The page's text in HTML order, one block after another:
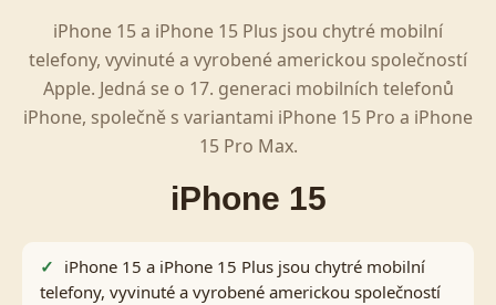
iPhone 15 a iPhone 15 Plus jsou chytré mobilní
telefony, vyvinuté a vyrobené americkou společností
Apple. Jedná se o 17. generaci mobilních telefonů
iPhone, společně s variantami iPhone 15 Pro a iPhone
15 Pro Max.
iPhone 15
iPhone 15 a iPhone 15 Plus jsou chytré mobilní
telefony, vyvinuté a vyrobené americkou společností